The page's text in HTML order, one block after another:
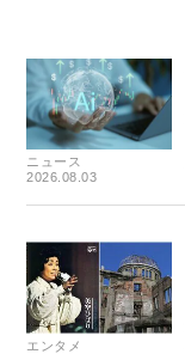
ニュース
2026.08.03
エンタメ